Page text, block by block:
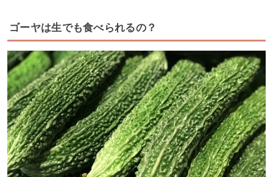
ゴーヤは生でも食べられるの？